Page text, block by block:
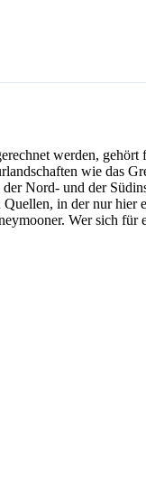
werden,
wie das
Nord- und der
in der nur hier
Wer sich